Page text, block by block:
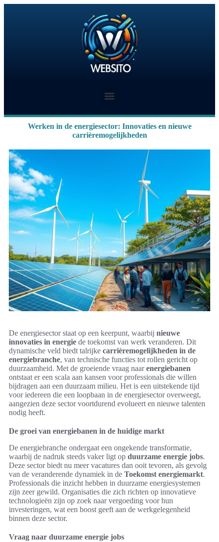
Werken in de energiesector: Innovaties en nieuwe
carrièremogelijkheden
De energiesector staat op een keerpunt, waarbij nieuwe
innovaties in energie de toekomst van werk veranderen. Dit
dynamische veld biedt talrijke carrièremogelijkheden in de
energiebranche, van technische functies tot rollen gericht op
duurzaamheid. Met de groeiende vraag naarenergiebanen
ontstaat er een scala aan kansen voor professionals die willen
bijdragen aan een duurzaam milieu. Het is een uitstekende tijd
voor iedereen die een loopbaan in de energiesector overweegt,
aangezien deze sector voortdurend evolueert en nieuwe talenten
nodig heeft.
De groei van energiebanen in de huidige markt
De energiebranche ondergaat een ongekende transformatie,
waarbij de nadruk steeds vaker ligt op duurzame energie jobs.
Deze sector biedt nu meer vacatures dan ooit tevoren, als gevolg
van de veranderende dynamiek in de Toekomst energiemarkt.
Professionals die inzicht hebben in duurzame energiesystemen
zijn zeer gewild. Organisaties die zich richten op innovatieve
technologieën zijn op zoek naar vergoeding voor hun
investeringen, wat een boost geeft aan de werkgelegenheid
binnen deze sector.
Vraag naar duurzame energie jobs